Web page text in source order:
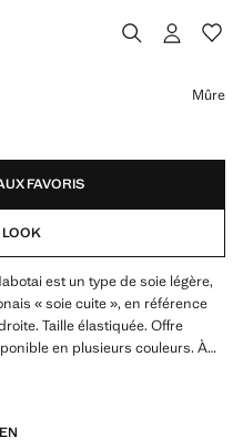
Mûre
FAVORIS
LOOK
est un type de soie légère,
« soie cuite », en référence
Taille élastiquée. Offre
en plusieurs couleurs. À